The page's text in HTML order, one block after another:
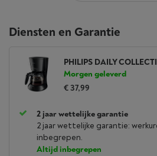
Diensten en Garantie
PHILIPS DAILY
Morgen geleverd
€ 37,99
2 jaar wettelijke garantie
2 jaar wettelijke garantie:
inbegrepen.
Altijd inbegrepen